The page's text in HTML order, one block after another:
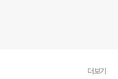
더보기